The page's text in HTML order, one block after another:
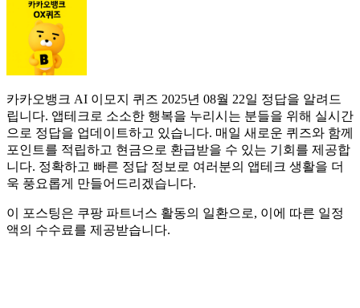
카카오뱅크 AI 이모지 퀴즈 2025년 08월 22일 정답을 알려드
립니다. 앱테크로 소소한 행복을 누리시는 분들을 위해 실시간
으로 정답을 업데이트하고 있습니다. 매일 새로운 퀴즈와 함께
포인트를 적립하고 현금으로 환급받을 수 있는 기회를 제공합
니다. 정확하고 빠른 정답 정보로 여러분의 앱테크 생활을 더
욱 풍요롭게 만들어드리겠습니다.
이 포스팅은 쿠팡 파트너스 활동의 일환으로, 이에 따른 일정
액의 수수료를 제공받습니다.